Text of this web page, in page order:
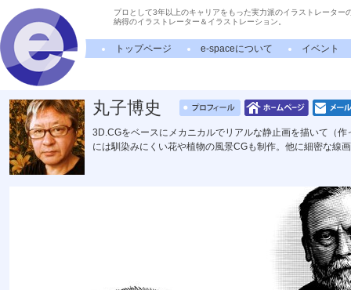
プロとして3年以上のキャリアをもった実力派のイラストレーター
納得のイラストレーター＆イラストレーション。
トップページ e-spaceについて イベント
丸子博史
3D.CGをベースにメカニカルでリアルな静止画を描いて（
には馴染みにくい花や植物の風景CGも制作。他に細密な線